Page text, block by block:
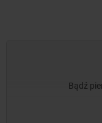
Bądź